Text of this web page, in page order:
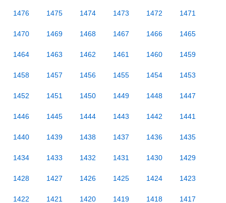
1476 1475 1474 1473 1472 1471
1470 1469 1468 1467 1466 1465
1464 1463 1462 1461 1460 1459
1458 1457 1456 1455 1454 1453
1452 1451 1450 1449 1448 1447
1446 1445 1444 1443 1442 1441
1440 1439 1438 1437 1436 1435
1434 1433 1432 1431 1430 1429
1428 1427 1426 1425 1424 1423
1422 1421 1420 1419 1418 1417